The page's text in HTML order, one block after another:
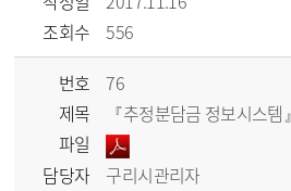
조회수
556
번호
76
제목
『추정분담금 정보시스
파일
담당자
구리시관리자